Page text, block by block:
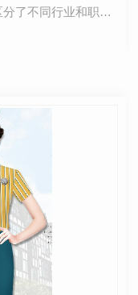
了不同行业和职
作来定做工作…